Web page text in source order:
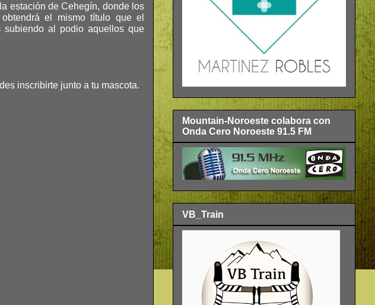
estación de Cehegín, donde los
el mismo título que el
subiendo al podio aquellos que
inscribirte junto a tu mascota.
Mountain-Noroeste colabora con
Onda Cero Noroeste 91.5 FM
VB_Train